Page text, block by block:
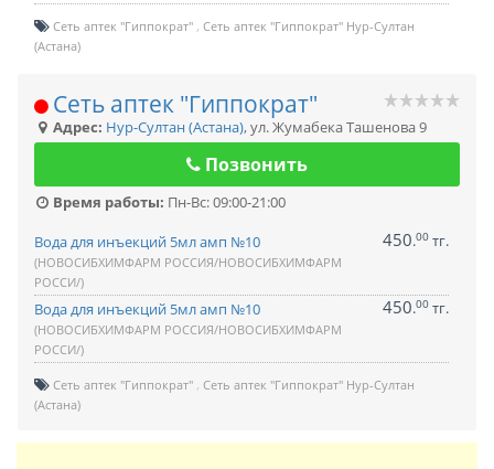
Сеть аптек "Гиппократ" Сеть аптек "Гиппократ" Нур-Султан
(Астана)
Сеть аптек "Гиппократ"
Адрес: Нур-Султан (Астана),ул. Жумабека Ташенова 9
Позвонить
Время работы: Пн-Вс: 09:00-21:00
Вода для инъекций 5мл амп №10
(НОВОСИБХИМФАРМ РОССИЯ/НОВОСИБХИМФАРМ
РОССИ/)
450.00 тг.
Вода для инъекций 5мл амп №10
(НОВОСИБХИМФАРМ РОССИЯ/НОВОСИБХИМФАРМ
РОССИ/)
450.00 тг.
Сеть аптек "Гиппократ" Сеть аптек "Гиппократ" Нур-Султан
(Астана)